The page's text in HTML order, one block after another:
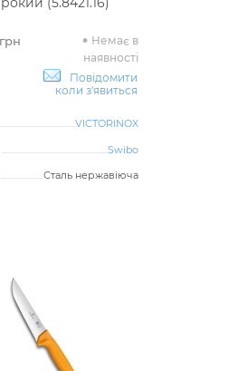
грн
Немає в
наявності
Повідомити
коли з'явиться
VICTORINOX
Swibo
Сталь нержавіюча